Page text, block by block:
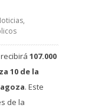
,
recibirá 107.000
10 de la
. Este
de la